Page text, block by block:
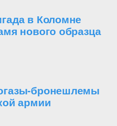
в Коломне
нового образца
бронешлемы
армии